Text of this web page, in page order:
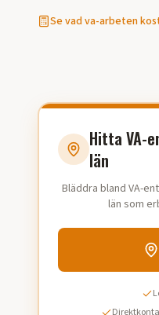
Se vadva-arbeten
Hitta VA-
län
Bläddra bland VA-
län som